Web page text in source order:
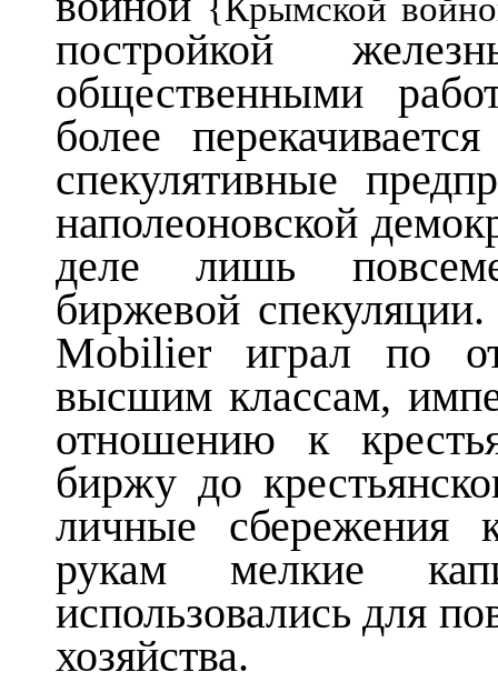
{Крымской
постройкой
общественными
более
спекулятивные
наполеоновской
деле лишь
биржевой
Mobilier играл по
высшим классам,
отношению к
биржу до
личные сбережения
рукам мелкие
использовались для
хозяйства.